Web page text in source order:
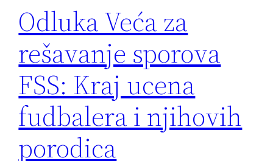
Odluka Veća za
rešavanje sporova
FSS: Kraj ucena
fudbalera i njihovih
porodica